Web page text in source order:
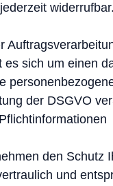
widerrufbar.
sich um einen
der DSGVO
den
und